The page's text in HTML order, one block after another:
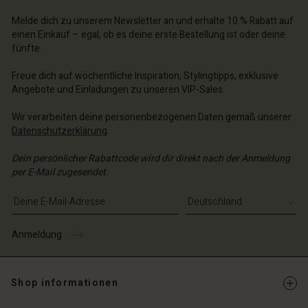
Melde dich zu unserem Newsletter an und erhalte 10 % Rabatt auf
einen Einkauf – egal, ob es deine erste Bestellung ist oder deine
fünfte.
Freue dich auf wöchentliche Inspiration, Stylingtipps, exklusive
Angebote und Einladungen zu unseren VIP-Sales.
Wir verarbeiten deine personenbezogenen Daten gemäß unserer
Datenschutzerklärung.
Dein persönlicher Rabattcode wird dir direkt nach der Anmeldung
per E-Mail zugesendet.
E-Mail-Adresse eingeben
Anmeldung
Shop informationen